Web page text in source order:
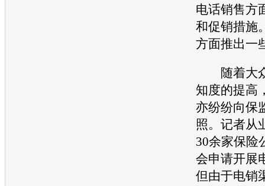
电话销售方
和促销措施
方面推出一
随着大众
知度的提高
亦纷纷向保
照。记者从
30余家保险
会申请开展
但由于电销